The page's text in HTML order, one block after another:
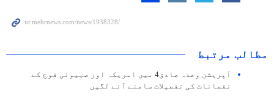
مطالب مرتبط
آپریشن وعدہ صادق4 میں امریکہ اور صہیونی فوج کے
نقصانات کی تفصیلات سامنے آنے لگیں